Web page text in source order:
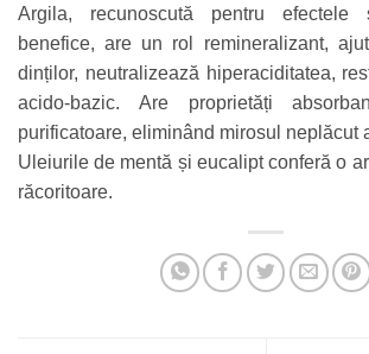
Argila, recunoscută pentru efectele
benefice, are un rol remineralizant,
dinților, neutralizează hiperaciditatea,
acido-bazic. Are proprietăți
purificatoare, eliminând mirosul neplăcut
Uleiurile de mentă și eucalipt conferă o
răcoritoare.